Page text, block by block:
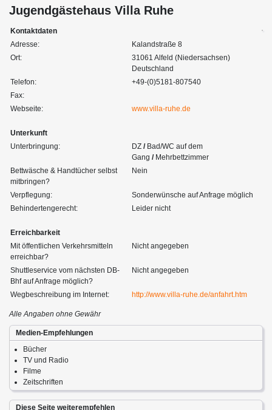
Jugendgästehaus Villa Ruhe
Kontaktdaten
Adresse:
Kalandstraße 8
Ort:
31061 Alfeld (Niedersachsen)
Deutschland
Telefon:
+49-(0)5181-807540
Fax:
Webseite:
www.villa-ruhe.de
Unterkunft
Unterbringung:
DZ /Bad/WC auf dem
Gang /Mehrbettzimmer
Bettwäsche & Handtücher selbst
mitbringen?
Nein
Verpflegung:
Sonderwünsche auf Anfrage möglich
Behindertengerecht:
Leider nicht
Erreichbarkeit
Mit öffentlichen Verkehrsmitteln
erreichbar?
Nicht angegeben
Shuttleservice vom nächsten DB-
Bhf auf Anfrage möglich?
Nicht angegeben
Wegbeschreibung im Internet: http://www.villa-ruhe.de/anfahrt.htm
Alle Angaben ohne Gewähr
Medien-Empfehlungen
Bücher
TV und Radio
Filme
Zeitschriften
Diese Seite weiterempfehlen